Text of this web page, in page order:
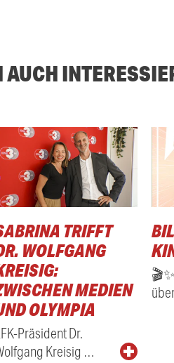
TRIFFT
WOLFGANG
MEDIEN
OLYMPIA
Präsident Dr.
Kreisig …